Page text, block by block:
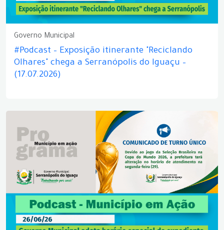
Governo Municipal
#Podcast – Exposição itinerante "Reciclando
Olhares" chega a Serranópolis do Iguaçu –
(17.07.2026)